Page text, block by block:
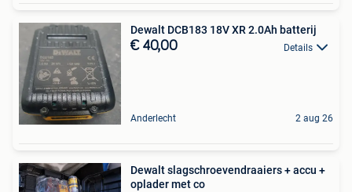
Dewalt DCB183 18V XR 2.0Ah batterij
€ 40,00 Details
Anderlecht 2 aug 26
Dewalt slagschroevendraaiers + accu +
oplader met co